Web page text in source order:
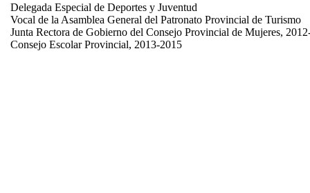
Delegada Especial de Deportes y Juventud
Vocal de la Asamblea General del Patronato Provincial de Turismo
Junta Rectora de Gobierno del Consejo Provincial de Mujeres,
Consejo Escolar Provincial, 2013-2015